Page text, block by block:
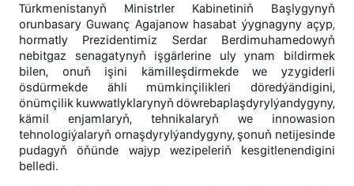
Türkmenistanyň Ministrler Kabinetiniň Başlygynyň
orunbasary Guwanç Agajanow hasabat ýygnagyny açyp,
hormatly Prezidentimiz Serdar Berdimuhamedowyň
nebitgaz senagatynyň işgärlerine uly ynam bildirmek
bilen, onuň işini kämilleşdirmekde we yzygiderli
ösdürmekde ähli mümkinçilikleri döredýändigini,
önümçilik kuwwatlyklarynyň döwrebaplaşdyrylýandygyny,
kämil enjamlaryň, tehnikalaryň we innowasion
tehnologiýalaryň ornaşdyrylýandygyny, şonuň netijesinde
pudagyň öňünde wajyp wezipeleriň kesgitlenendigini
belledi.